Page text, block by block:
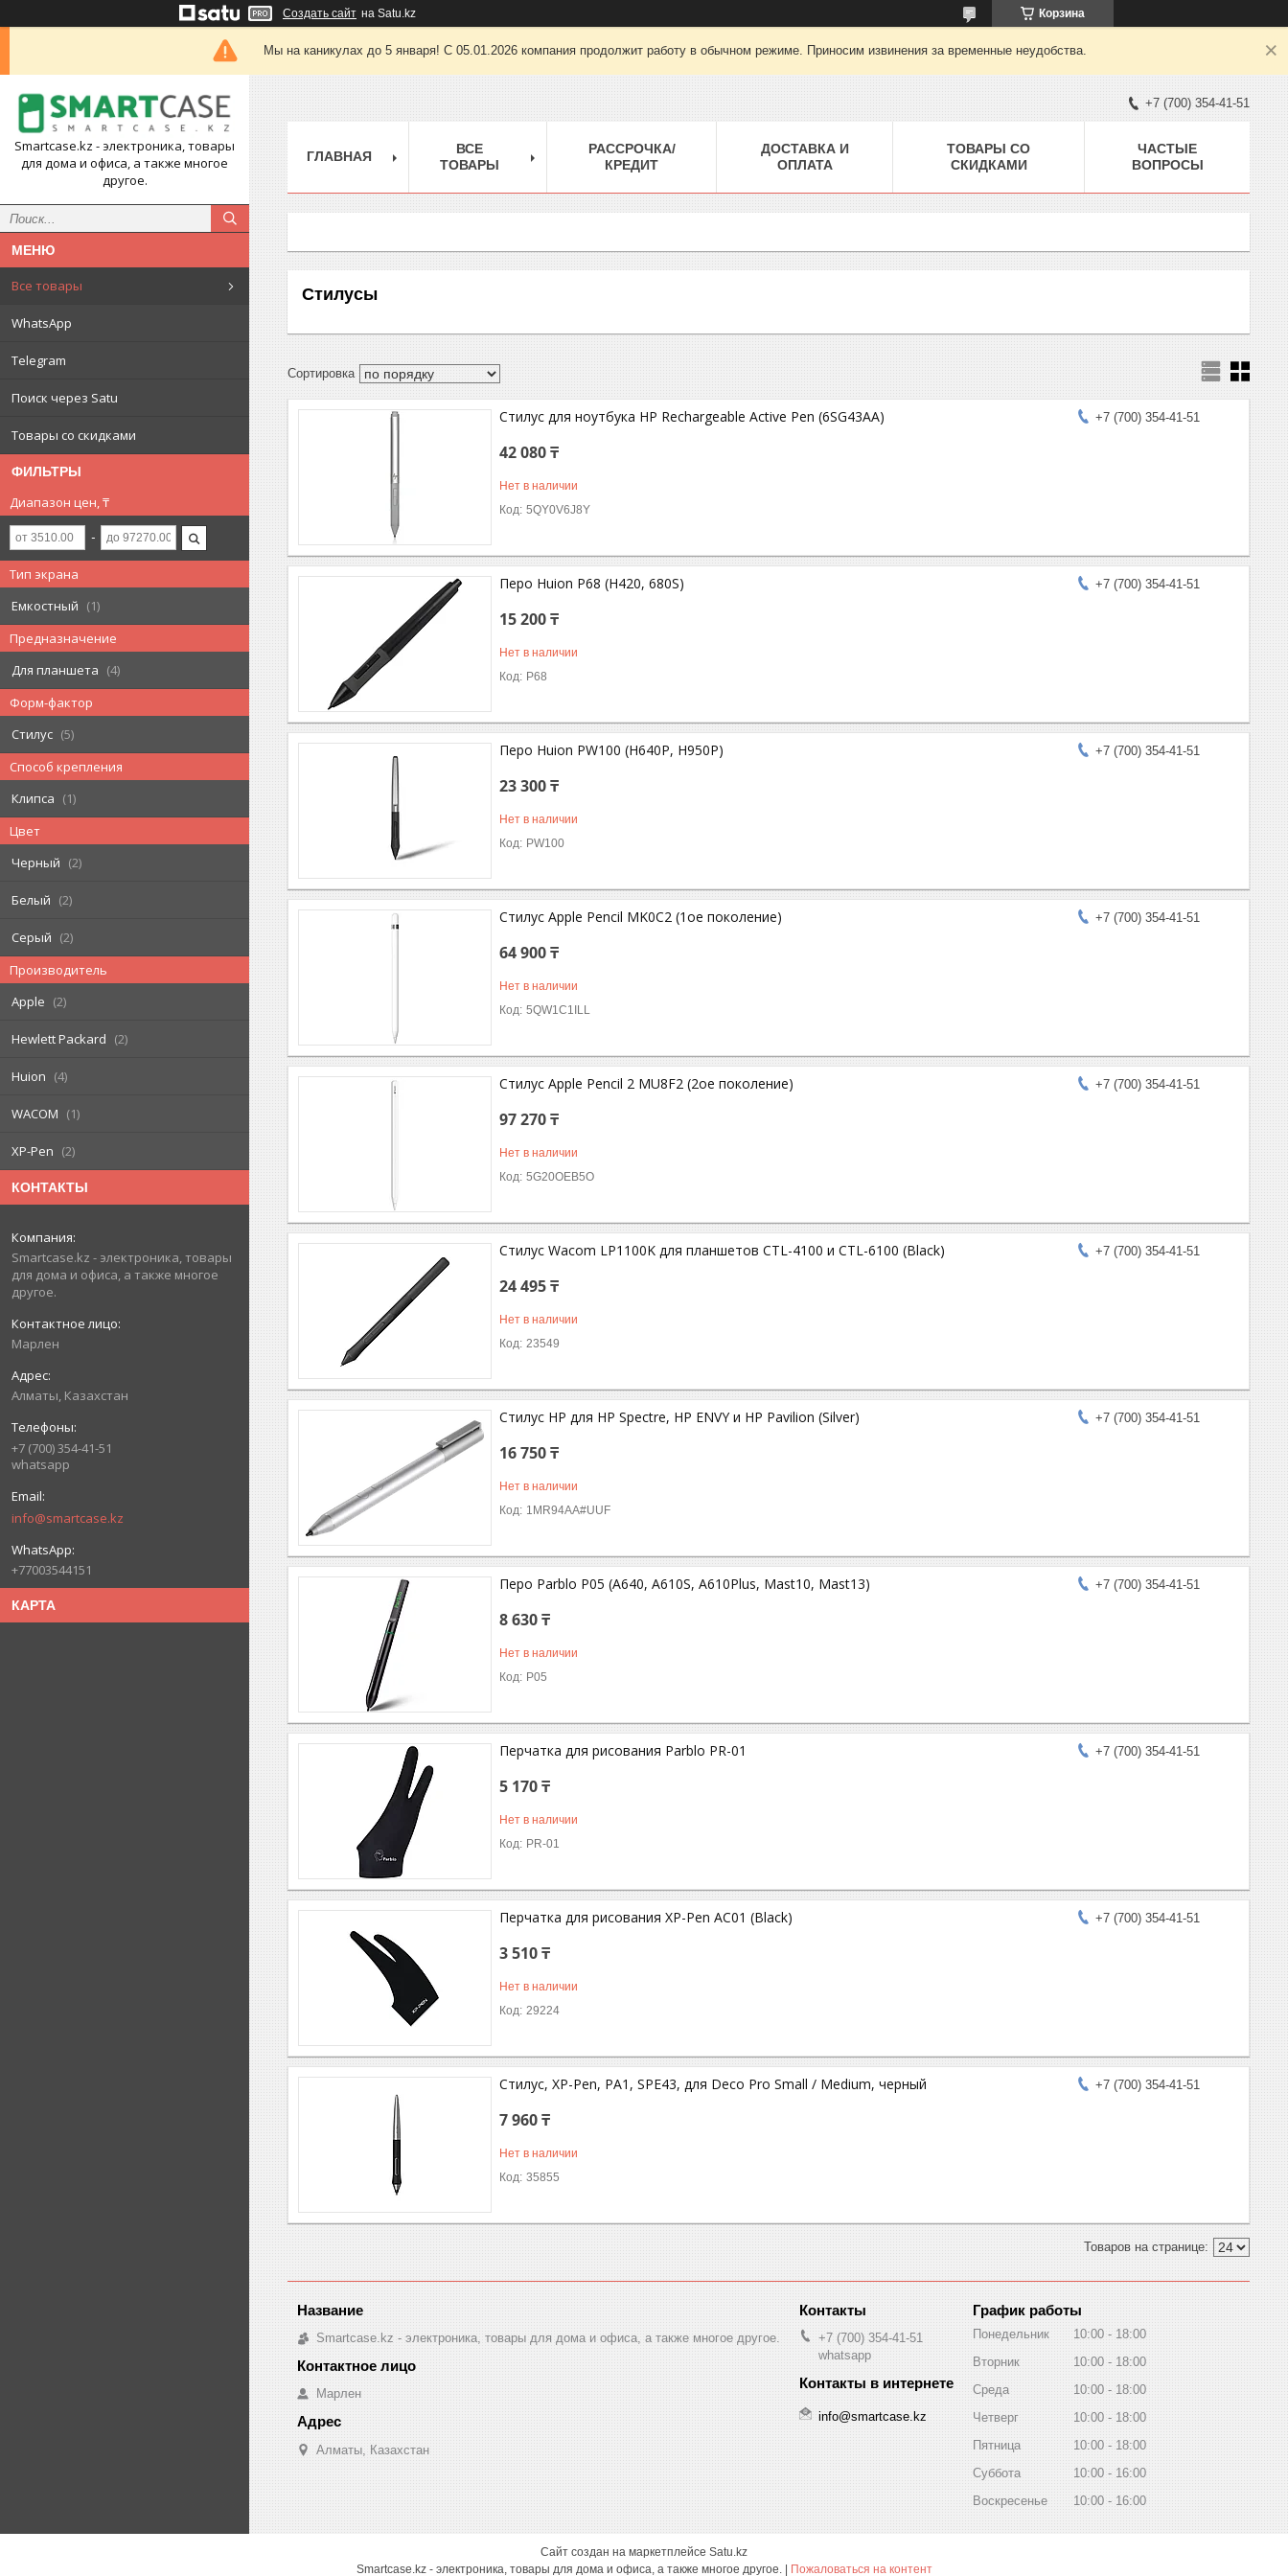
Создать сайт на Satu.kz Корзина
Мы на каникулах до 5 января! С 05.01.2026 компания продолжит работу в обычном режиме. Приносим извинения за временные неудобства.
Smartcase.kz - электроника, товары
для дома и офиса, а также многое
другое.
Все товары
WhatsApp
Telegram
Поиск через Satu
Товары со скидками
ФИЛЬТРЫ
Диапазон цен, ₸
Тип экрана
Емкостный
1
Предназначение
Для планшета
4
Форм-фактор
Стилус
5
Способ крепления
Клипса
1
Цвет
Черный
2
Белый 2
Серый
2
Производитель
Apple
2
Hewlett Packard 2
Huion 4
WACOM 1
XP-Pen 2
КОНТАКТЫ
Smartcase.kz - электроника, товары
для дома и офиса, а также многое
другое.
Марлен
Алматы, Казахстан
+7 (700) 354-41-51
whatsapp
info@smartcase.kz
+77003544151
КАРТА
+7 (700) 354-41-51
ГЛАВНАЯ
ВСЕ
ТОВАРЫ
РАССРОЧКА/
КРЕДИТ
ДОСТАВКА И
ОПЛАТА
ТОВАРЫ СО
СКИДКАМИ
ЧАСТЫЕ
ВОПРОСЫ
Стилусы
+7 (700) 354-41-51
Стилус для ноутбука HP Rechargeable Active Pen (6SG43AA)
42 080 ₸
Нет в наличии
5QY0V6J8Y
+7 (700) 354-41-51
Перо Huion P68 (H420, 680S)
15 200 ₸
Нет в наличии
P68
+7 (700) 354-41-51
Перо Huion PW100 (H640P, H950P)
23 300 ₸
Нет в наличии
PW100
+7 (700) 354-41-51
Стилус Apple Pencil MK0C2 (1ое поколение)
64 900 ₸
Нет в наличии
5QW1C1ILL
+7 (700) 354-41-51
Стилус Apple Pencil 2 MU8F2 (2ое поколение)
97 270 ₸
Нет в наличии
5G20OEB5O
+7 (700) 354-41-51
Стилус Wacom LP1100K для планшетов CTL-4100 и CTL-6100 (Black)
24 495 ₸
Нет в наличии
23549
+7 (700) 354-41-51
Стилус HP для HP Spectre, HP ENVY и HP Pavilion (Silver)
16 750 ₸
Нет в наличии
1MR94AA#UUF
+7 (700) 354-41-51
Перо Parblo P05 (A640, A610S, A610Plus, Mast10, Mast13)
8 630 ₸
Нет в наличии
P05
+7 (700) 354-41-51
Перчатка для рисования Parblo PR-01
5 170 ₸
Нет в наличии
PR-01
+7 (700) 354-41-51
Перчатка для рисования XP-Pen AC01 (Black)
3 510 ₸
Нет в наличии
29224
+7 (700) 354-41-51
Стилус, XP-Pen, PA1, SPE43, для Deco Pro Small / Medium, черный
7 960 ₸
Нет в наличии
35855
Smartcase.kz - электроника, товары для дома и офиса, а также многое другое.
Марлен
Алматы, Казахстан
+7 (700) 354-41-51
whatsapp
info@smartcase.kz
График работы
Понедельник 10:00
18:00
Вторник
10:00
18:00
Среда
10:00
18:00
Четверг
10:00
18:00
Пятница
10:00
18:00
Суббота
10:00
16:00
Воскресенье
10:00 16:00
Сайт создан на маркетплейсе Satu.kz
Пожаловаться на контент